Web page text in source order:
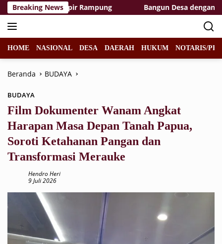
Langsung
ke
konten
Breaking News
Hampir Rampung Bangun Desa dengan Hati,
HOME NASIONAL DESA DAERAH HUKUM NOTARIS/
Beranda BUDAYA
BUDAYA
Film Dokumenter Wanam Angkat
Harapan Masa Depan Tanah Papua,
Soroti Ketahanan Pangan dan
Transformasi Merauke
Hendro Heri
9 Juli 2026